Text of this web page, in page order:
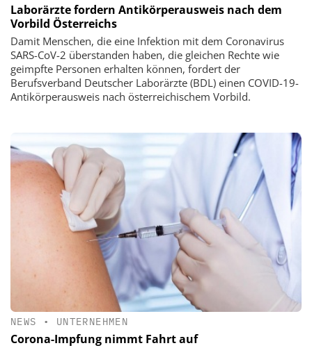
Laborärzte fordern Antikörperausweis nach dem
Vorbild Österreichs
Damit Menschen, die eine Infektion mit dem Coronavirus
SARS-CoV-2 überstanden haben, die gleichen Rechte wie
geimpfte Personen erhalten können, fordert der
Berufsverband Deutscher Laborärzte (BDL) einen COVID-19-
Antikörperausweis nach österreichischem Vorbild.
NEWS • UNTERNEHMEN
Corona-Impfung nimmt Fahrt auf